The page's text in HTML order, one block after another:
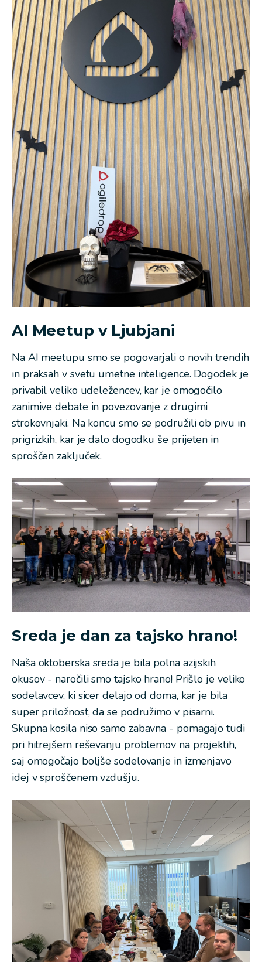
AI Meetup v Ljubjani
Na AI meetupu smo se pogovarjali o novih trendih
in praksah v svetu umetne inteligence. Dogodek je
privabil veliko udeležencev, kar je omogočilo
zanimive debate in povezovanje z drugimi
strokovnjaki. Na koncu smo se podružili ob pivu in
prigrizkih, kar je dalo dogodku še prijeten in
sproščen zaključek.
Sreda je dan za tajsko hrano!
Naša oktoberska sreda je bila polna azijskih
okusov - naročili smo tajsko hrano! Prišlo je veliko
sodelavcev, ki sicer delajo od doma, kar je bila
super priložnost, da se podružimo v pisarni.
Skupna kosila niso samo zabavna - pomagajo tudi
pri hitrejšem reševanju problemov na projektih,
saj omogočajo boljše sodelovanje in izmenjavo
idej v sproščenem vzdušju.